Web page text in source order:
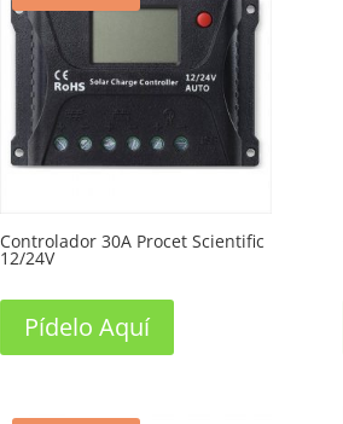
Controlador 30A Procet Scientific
12/24V
Pídelo Aquí